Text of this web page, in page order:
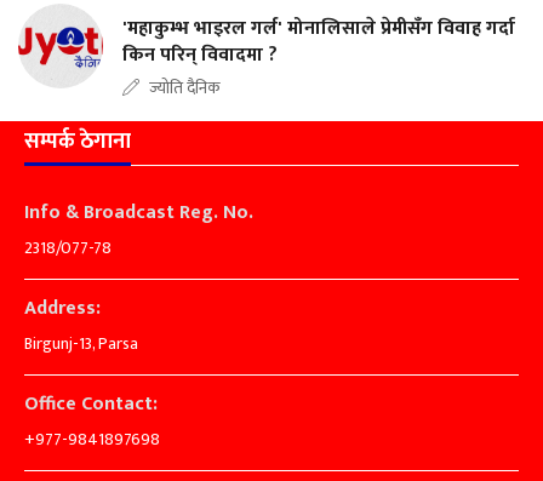
'महाकुम्भ भाइरल गर्ल' मोनालिसाले प्रेमीसँग विवाह गर्दा
किन परिन् विवादमा ?
ज्योति दैनिक
सम्पर्क ठेगाना
Info & Broadcast Reg. No.
2318/077-78
Address:
Birgunj-13, Parsa
Office Contact:
+977-9841897698